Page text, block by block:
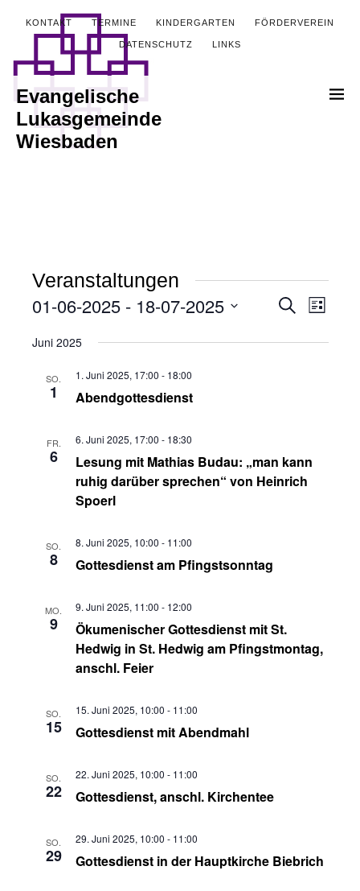
KONTAKT TERMINE KINDERGARTEN FÖRDERVEREIN
DATENSCHUTZ LINKS
Evangelische
Lukasgemeinde
Wiesbaden
Veranstaltungen
Suche Liste
01-06-2025 - 18-07-2025
wählen.
Juni 2025
SO.
1 Abendgottesdienst
1. Juni 2025, 17:00 - 18:00
FR.
6
Lesung mit Mathias Budau: „man kann
ruhig darüber sprechen“ von Heinrich
Spoerl
6. Juni 2025, 17:00 - 18:30
SO.
8 Gottesdienst am Pfingstsonntag
8. Juni 2025, 10:00 - 11:00
MO.
9
Ökumenischer Gottesdienst mit St.
Hedwig in St. Hedwig am Pfingstmontag,
anschl. Feier
9. Juni 2025, 11:00 - 12:00
SO.
15 Gottesdienst mit Abendmahl
15. Juni 2025, 10:00 - 11:00
SO.
22 Gottesdienst, anschl. Kirchentee
22. Juni 2025, 10:00 - 11:00
SO.
29 Gottesdienst in der Hauptkirche Biebrich
29. Juni 2025, 10:00 - 11:00